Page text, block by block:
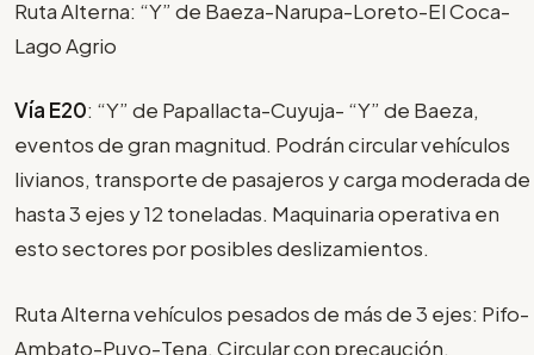
Ruta Alterna: “Y” de Baeza-Narupa-Loreto-El Coca-
Lago Agrio
Vía E20: “Y” de Papallacta-Cuyuja- “Y” de Baeza,
eventos de gran magnitud. Podrán circular vehículos
livianos, transporte de pasajeros y carga moderada de
hasta 3 ejes y 12 toneladas. Maquinaria operativa en
esto sectores por posibles deslizamientos.
Ruta Alterna vehículos pesados de más de 3 ejes: Pifo-
Ambato-Puyo-Tena. Circular con precaución.